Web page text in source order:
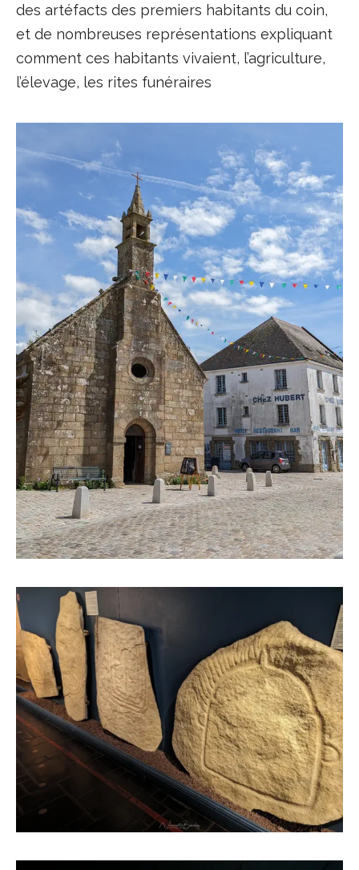
des artéfacts des premiers habitants du coin,
et de nombreuses représentations expliquant
comment ces habitants vivaient, l’agriculture,
l’élevage, les rites funéraires